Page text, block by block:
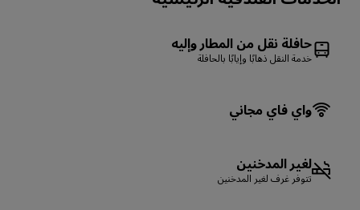
حافلة نقل من المطار وإليه
خدمة النقل ذهابًا وإيابًا بالحافلة
واي فاي مجاني
لغير المدخنين
تتوفر غرف لغير المدخنين